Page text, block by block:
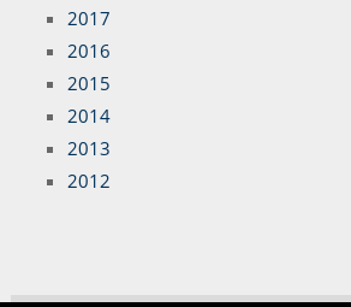
2017
2016
2015
2014
2013
2012